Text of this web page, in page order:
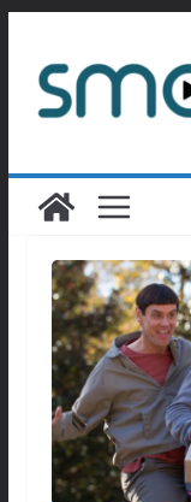
contenu